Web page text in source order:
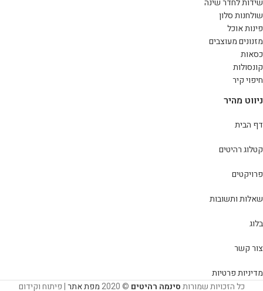
שידות לחדר שינה
שולחנות סלון
פינות אוכל
מזנונים מעוצבים
כסאות
קונסולות
חיפוי קיר
ניווט מהיר
דף הבית
קטלוג רהיטים
פרויקטים
שאלות ותשובות
בלוג
צור קשר
מדיניות פרטיות
כל הזכויות שמורותסינמה רהיטים © 2020 מפת אתר| פיתוח וקידום